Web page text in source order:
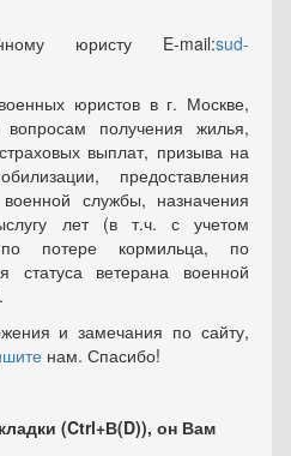
юристу E-mail:sud-
юристов в г. Москве,
получения жилья,
выплат, призыва на
предоставления
службы, назначения
лет (в т.ч. с учетом
по потере кормильца, по
статуса ветерана военной
и замечания по сайту,
нам. Спасибо!
(Ctrl+В(D)), он Вам